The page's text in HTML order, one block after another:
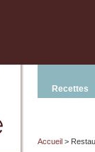
Recettes
Accueil >